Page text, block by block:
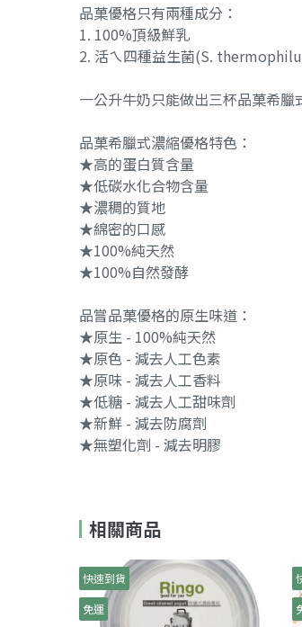
品菓優格只有兩種成分：
1. 100%頂級鮮乳
2. 活ㄟ四種益生菌(S.
一公升牛奶只能做出三杯品菓希臘
品菓希臘式濃縮優格特色：
★高的蛋白質含量
★低碳水化合物含量
★濃稠的質地
★綿密的口感
★100%純天然
★100%自然發酵
品嘗品菓優格的原生味道：
★原生 - 100%純天然
★原色 - 減去人工色素
★原味 - 減去人工香料
★低糖 - 減去人工甜味劑
★新鮮 - 減去防腐劑
★無塑化劑 - 減去明膠
相關商品
快速到貨
免運